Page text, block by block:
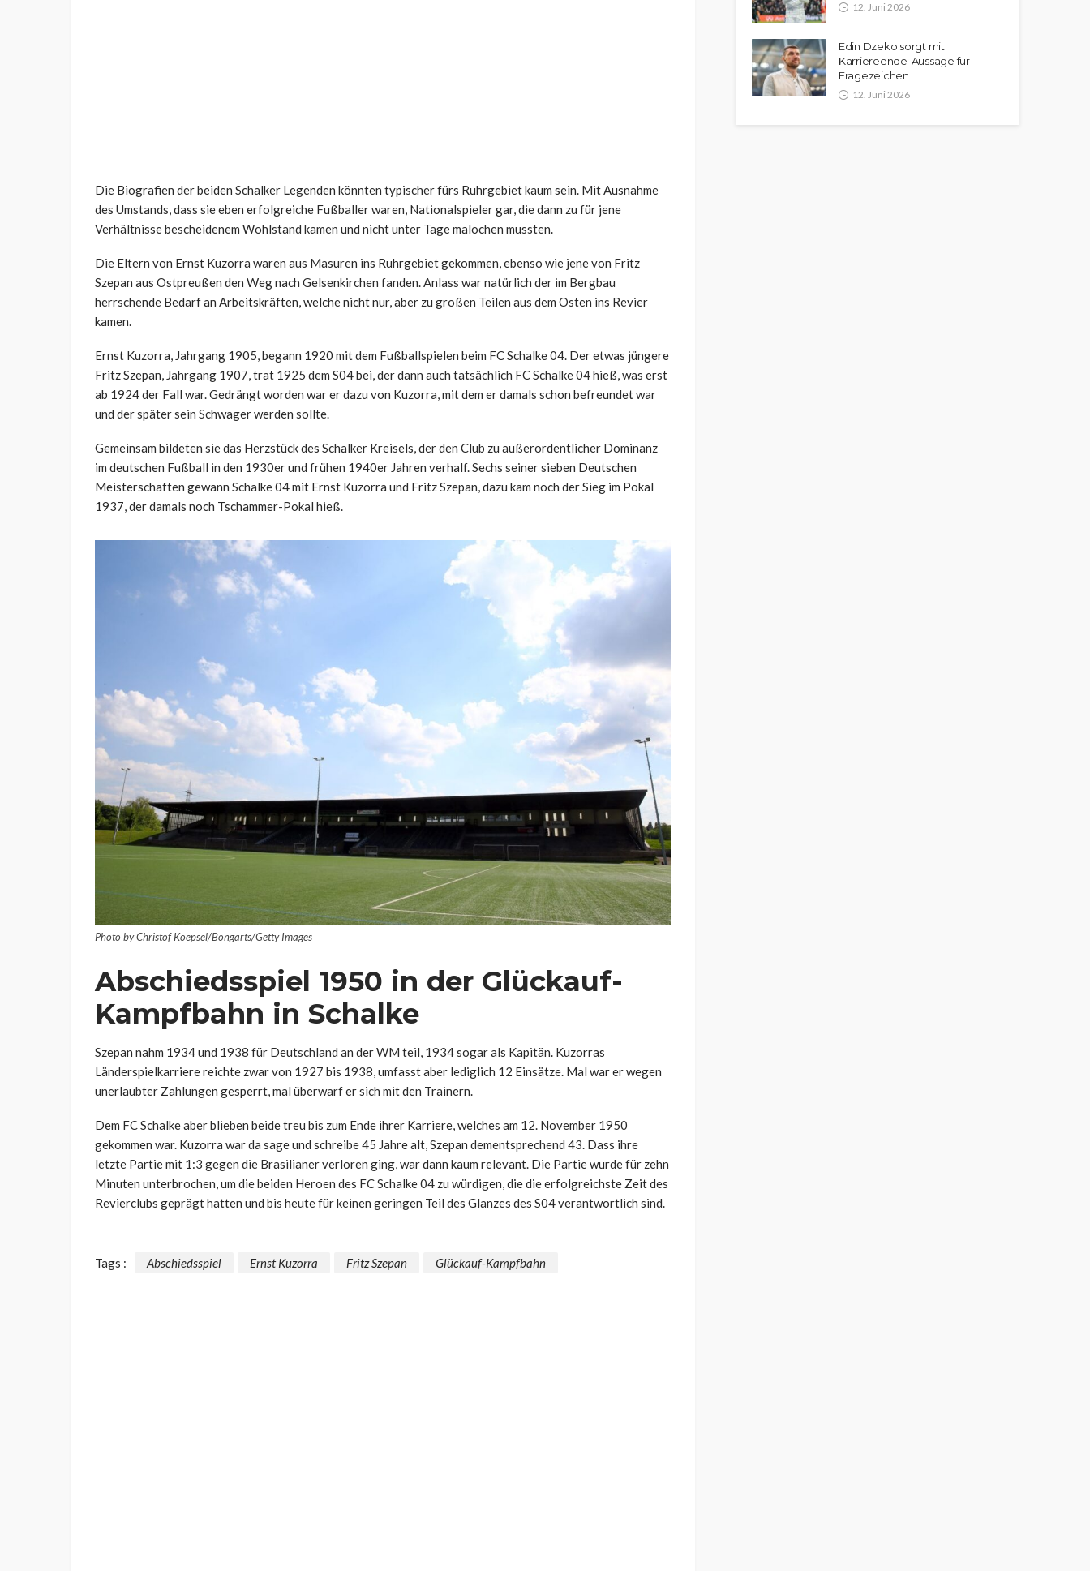
Die Biografien der beiden Schalker Legenden könnten typischer fürs Ruhrgebiet kaum sein. Mit Ausnahme
des Umstands, dass sie eben erfolgreiche Fußballer waren, Nationalspieler gar, die dann zu für jene
Verhältnisse bescheidenem Wohlstand kamen und nicht unter Tage malochen mussten.
Die Eltern von Ernst Kuzorra waren aus Masuren ins Ruhrgebiet gekommen, ebenso wie jene von Fritz
Szepan aus Ostpreußen den Weg nach Gelsenkirchen fanden. Anlass war natürlich der im Bergbau
herrschende Bedarf an Arbeitskräften, welche nicht nur, aber zu großen Teilen aus dem Osten ins Revier
kamen.
Ernst Kuzorra, Jahrgang 1905, begann 1920 mit dem Fußballspielen beim FC Schalke 04. Der etwas jüngere
Fritz Szepan, Jahrgang 1907, trat 1925 dem S04 bei, der dann auch tatsächlich FC Schalke 04 hieß, was erst
ab 1924 der Fall war. Gedrängt worden war er dazu von Kuzorra, mit dem er damals schon befreundet war
und der später sein Schwager werden sollte.
Gemeinsam bildeten sie das Herzstück des Schalker Kreisels, der den Club zu außerordentlicher Dominanz
im deutschen Fußball in den 1930er und frühen 1940er Jahren verhalf. Sechs seiner sieben Deutschen
Meisterschaften gewann Schalke 04 mit Ernst Kuzorra und Fritz Szepan, dazu kam noch der Sieg im Pokal
1937, der damals noch Tschammer-Pokal hieß.
Photo by Christof Koepsel/Bongarts/Getty Images
Abschiedsspiel 1950 in der Glückauf-
Kampfbahn in Schalke
Szepan nahm 1934 und 1938 für Deutschland an der WM teil, 1934 sogar als Kapitän. Kuzorras
Länderspielkarriere reichte zwar von 1927 bis 1938, umfasst aber lediglich 12 Einsätze. Mal war er wegen
unerlaubter Zahlungen gesperrt, mal überwarf er sich mit den Trainern.
Dem FC Schalke aber blieben beide treu bis zum Ende ihrer Karriere, welches am 12. November 1950
gekommen war. Kuzorra war da sage und schreibe 45 Jahre alt, Szepan dementsprechend 43. Dass ihre
letzte Partie mit 1:3 gegen die Brasilianer verloren ging, war dann kaum relevant. Die Partie wurde für zehn
Minuten unterbrochen, um die beiden Heroen des FC Schalke 04 zu würdigen, die die erfolgreichste Zeit des
Revierclubs geprägt hatten und bis heute für keinen geringen Teil des Glanzes des S04 verantwortlich sind.
Tags : Abschiedsspiel Ernst Kuzorra Fritz Szepan Glückauf-Kampfbahn
12. Juni 2026
Edin Dzeko sorgt mit
Karriereende-Aussage für
Fragezeichen
12. Juni 2026